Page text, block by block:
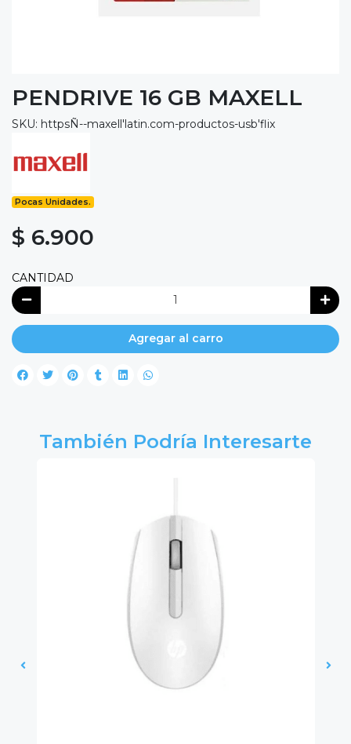
PENDRIVE 16 GB MAXELL
SKU: httpsÑ--maxell'latin.com-productos-usb'flix
Pocas Unidades.
$ 6.900
CANTIDAD
Agregar al carro
También Podría Interesarte